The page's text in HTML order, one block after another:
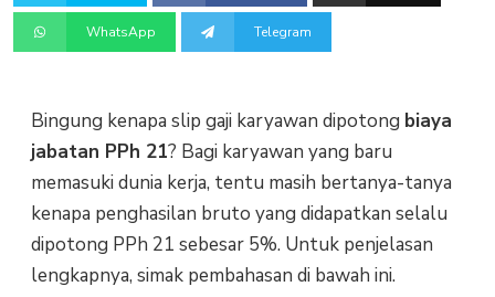
WhatsApp Telegram
Bingung kenapa slip gaji karyawan dipotong biaya
jabatan PPh 21? Bagi karyawan yang baru
memasuki dunia kerja, tentu masih bertanya-tanya
kenapa penghasilan bruto yang didapatkan selalu
dipotong PPh 21 sebesar 5%. Untuk penjelasan
lengkapnya, simak pembahasan di bawah ini.